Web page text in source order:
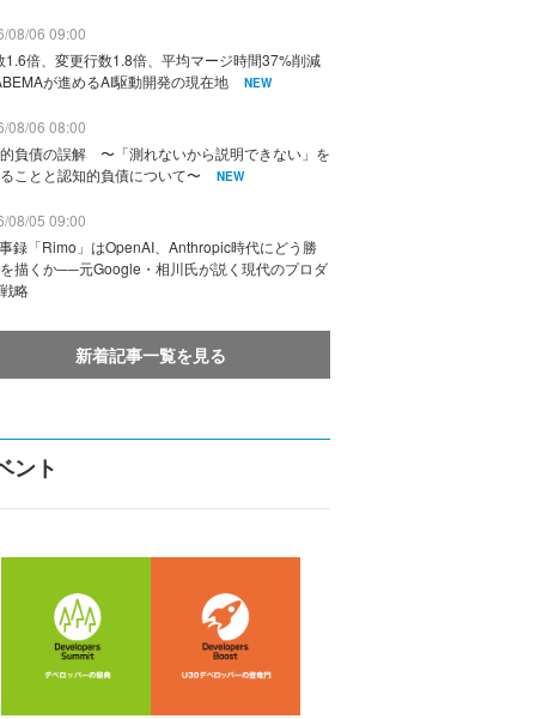
08/06 09:00
1.6倍、変更行数1.8倍、平均マージ時間37%削減
が進めるAI駆動開発の現在地
NEW
08/06 08:00
負債の誤解 〜「測れないから説明できない」を
ことと認知的負債について〜
NEW
08/05 09:00
録「Rimo」はOpenAI、Anthropic時代にどう勝
描くか──元Google・相川氏が説く現代のプロダ
略
新着記事一覧を見る
ント